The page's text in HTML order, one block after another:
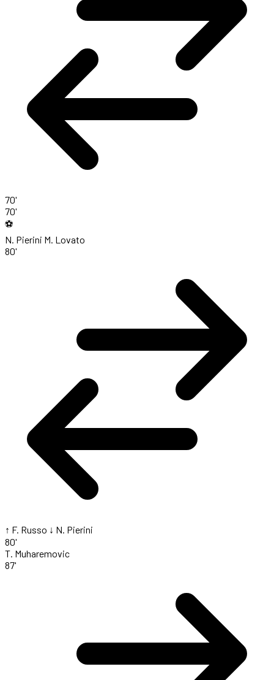
70'
70'
⚽
N. Pierini M. Lovato
80'
↑ F. Russo ↓ N. Pierini
80'
T. Muharemovic
87'